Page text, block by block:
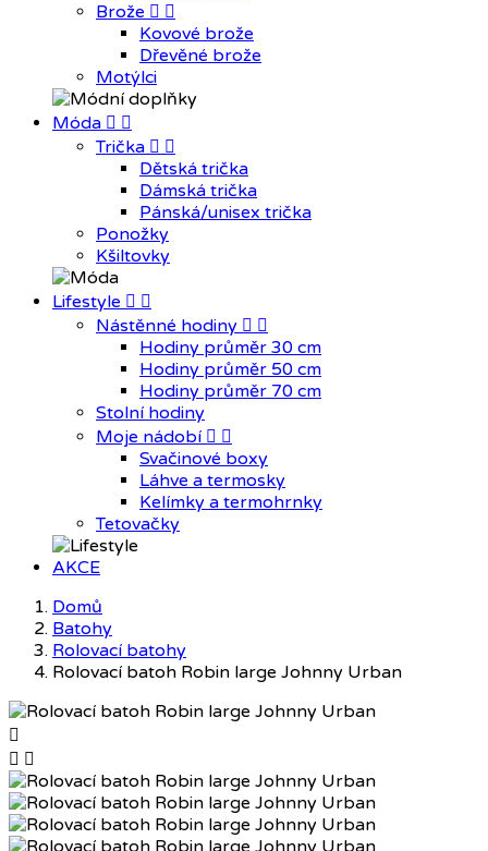
Brože  
Kovové brože
Dřevěné brože
Motýlci
Móda  
Trička  
Dětská trička
Dámská trička
Pánská/unisex trička
Ponožky
Kšiltovky
Lifestyle  
Nástěnné hodiny  
Hodiny průměr 30 cm
Hodiny průměr 50 cm
Hodiny průměr 70 cm
Stolní hodiny
Moje nádobí  
Svačinové boxy
Láhve a termosky
Kelímky a termohrnky
Tetovačky
AKCE
Domů
Batohy
Rolovací batohy
Rolovací batoh Robin large Johnny Urban

 